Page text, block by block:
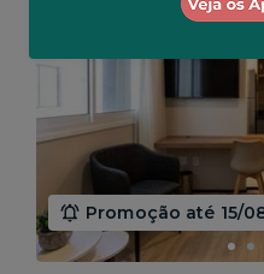
Promoção até 15/